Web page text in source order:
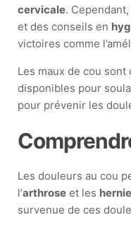
cervicale.
et des conseils en
victoires comme
Les maux de cou
disponibles pour
pour prévenir les
Les douleurs au cou
l’arthrose et les
survenue de ces